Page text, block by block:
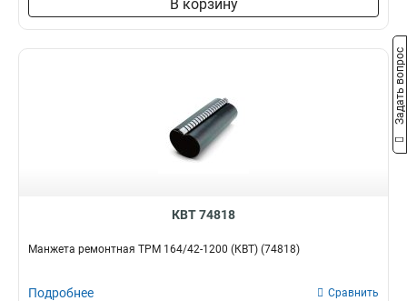
В корзину
КВТ 74818
Манжета ремонтная ТРМ 164/42-1200 (КВТ) (74818)
Подробнее Сравнить
Задать вопрос